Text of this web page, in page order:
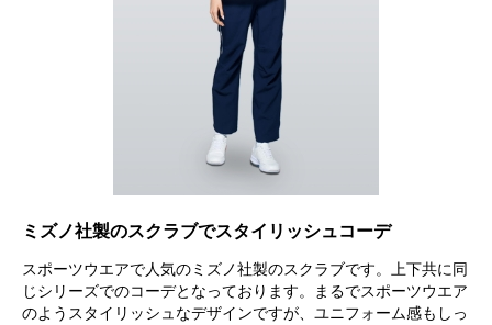
ミズノ社製のスクラブでスタイリッシュコーデ
スポーツウエアで人気のミズノ社製のスクラブです。上下共に同
じシリーズでのコーデとなっております。まるでスポーツウエア
のようスタイリッシュなデザインですが、ユニフォーム感もしっ